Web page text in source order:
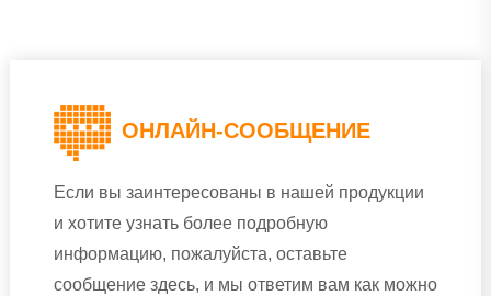
ОНЛАЙН-СООБЩЕНИЕ
Если вы заинтересованы в нашей продукции
и хотите узнать более подробную
информацию, пожалуйста, оставьте
сообщение здесь, и мы ответим вам как можно